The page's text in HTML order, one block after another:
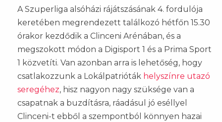
A Szuperliga alsóházi rájátszásának 4. fordulója
keretében megrendezett találkozó hétfőn 15.30
órakor kezdődik a Clinceni Arénában, és a
megszokott módon a Digisport 1 és a Prima Sport
1 közvetíti. Van azonban arra is lehetőség, hogy
csatlakozzunk a Lokálpatrióták helyszínre utazó
seregéhez, hisz nagyon nagy szüksége van a
csapatnak a buzdításra, ráadásul jó eséllyel
Clinceni-t ebből a szempontból könnyen hazai